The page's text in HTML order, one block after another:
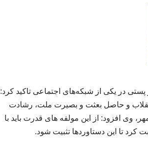
در یکی از شبکه‌های اجتماعی تاکید کرد:
و حاصل بعثت و بصیرت ملت، رشادت
وی افزود: از این مولفه های قدرت باید با
کرد تا این دستاوردها تثبیت شود.